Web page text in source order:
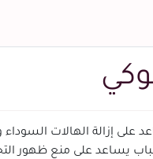
على إزالة الهالات
يساعد على منع ظهور